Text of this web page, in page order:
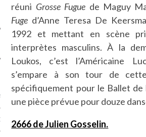
CARAVELLE
CARAVELLE
PODCAST
réuni Grosse Fugue de Maguy
Fuge d’Anne Teresa De
1992 et mettant en scène
interprètes masculins. À la
Loukos, c’est l’Américaine
s’empare à son tour de
spécifiquement pour le Ballet de
une pièce prévue pour douze
2666 de Julien Gosselin.